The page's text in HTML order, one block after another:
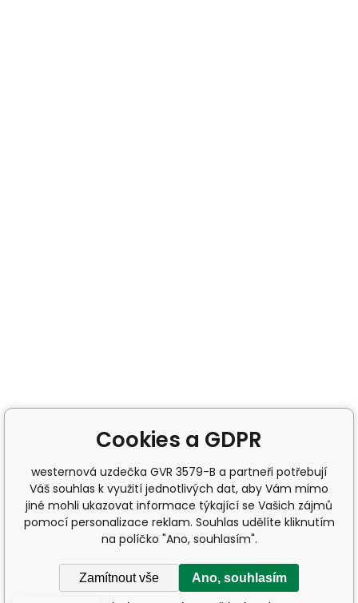
Cookies a GDPR
westernová uzdečka GVR 3579-B a partneři potřebují
Váš souhlas k využití jednotlivých dat, aby Vám mimo
jiné mohli ukazovat informace týkající se Vašich zájmů
pomocí personalizace reklam. Souhlas udělíte kliknutím
na políčko "Ano, souhlasím".
Zamítnout vše Ano, souhlasím